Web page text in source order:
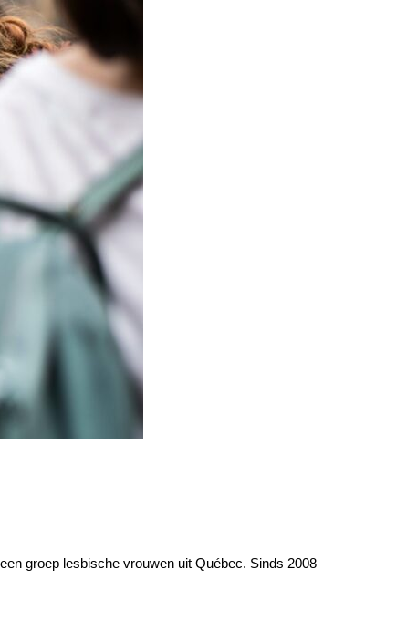
groep lesbische vrouwen uit Québec. Sinds 2008